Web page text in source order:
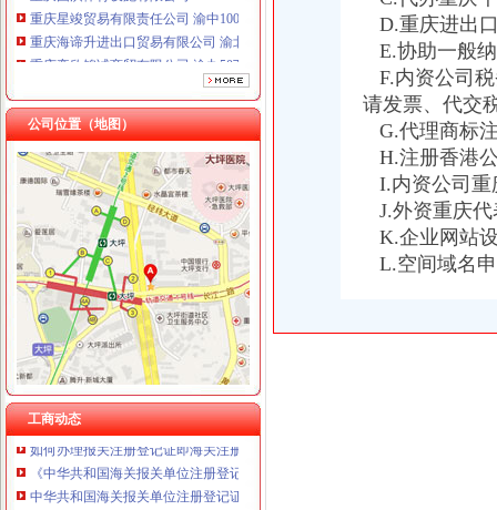
重庆海谛升进出口贸易有限公司 渝北100万 （进出口权）
重庆奕欣锦诚商贸有限公司 渝九50万 （工商注册）
重庆信同广告有限公司 渝沙50万 （工商注册）
重庆宝鹰汽车销售有限公司
公司位置（地图）
工商动态
海关报关登记证书
南通海关提醒进出口企业及时变更报关注册登记证书信息__江海
变更人后海关报关注册登记证书要办理变更需要哪些资料？_已解决-
《中华共和国海关报关单位注册登记证书》变更材料
《中华共和国海关报关单位注册登记证书》备案材料
海关进出口货物收发货人报关注册登记证书
关于《海关报关单位注册登记证书》的几个问题.-报关报检-福步外
《中华共和国海关报关企业报关注册登记证书》有效期为几年？
如何办理报关注册登记证即海关注册登记证明？-通关监管海关业务咨
《中华共和国海关报关单位注册登记证书》的有效期是多久？
中华共和国海关报关单位注册登记证书.xls
如何办理海关报关登记证书_已解决-阿里巴巴生意经
D.重庆进出
E.协助一般
F.内资公司
请发票、代交
G.代理商标
H.注册香港
I.内资公司重
J.外资重庆代
K.企业网站
L.空间域名